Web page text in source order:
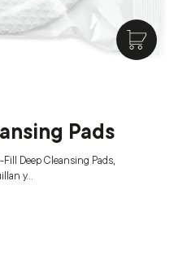
Pads
Deep Cleansing Pads,
y…